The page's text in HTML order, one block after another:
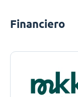
Financiero